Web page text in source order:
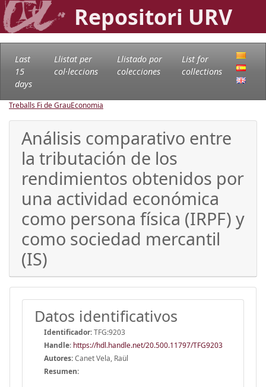
Repositori URV
Last
15
days
Llistat per
col·leccions
Llistado por
colecciones
List for
collections
Treballs Fi de GrauEconomia
Análisis comparativo entre
la tributación de los
rendimientos obtenidos por
una actividad económica
como persona física (IRPF) y
como sociedad mercantil
(IS)
Datos identificativos
Identificador:TFG:9203
Handle: https://hdl.handle.net/20.500.11797/TFG9203
Autores:Canet Vela, Raül
Resumen: